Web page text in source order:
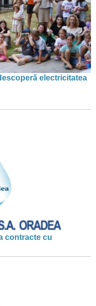
electricitatea
contracte cu